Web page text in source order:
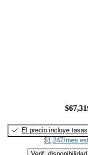
El precio incluye tasas
$1,247/mes